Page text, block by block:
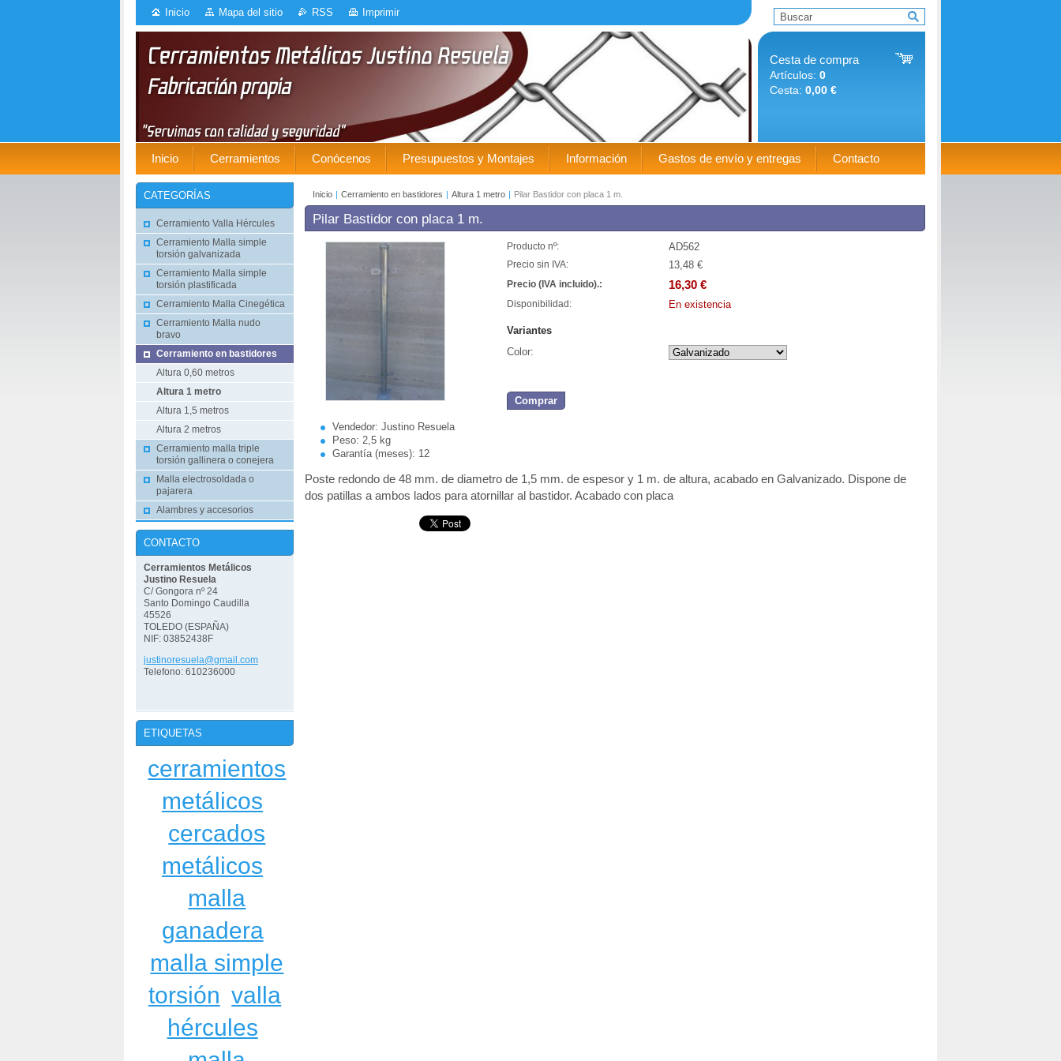
Inicio Mapa del sitio RSS Imprimir
Cesta de compra
Artículos: 0
Cesta: 0,00 €
Inicio Cerramientos Conócenos Presupuestos y Montajes Información Gastos de envío y entregas Contacto
Inicio | Cerramiento en bastidores | Altura 1 metro | Pilar Bastidor con placa 1 m.
Pilar Bastidor con placa 1 m.
Vendedor: Justino Resuela
Peso: 2,5 kg
Garantía (meses): 12
Producto nº: AD562
Precio sin IVA: 13,48 €
Precio (IVA incluido).: 16,30 €
Disponibilidad: En existencia
Variantes
Color:
Comprar
Poste redondo de 48 mm. de diametro de 1,5 mm. de espesor y 1 m. de altura, acabado en Galvanizado. Dispone de
dos patillas a ambos lados para atornillar al bastidor. Acabado con placa
CATEGORÍAS
Cerramiento Valla Hércules
Cerramiento Malla simple
torsión galvanizada
Cerramiento Malla simple
torsión plastificada
Cerramiento Malla Cinegética
Cerramiento Malla nudo
bravo
Cerramiento en bastidores
Altura 0,60 metros
Altura 1 metro
Altura 1,5 metros
Altura 2 metros
Cerramiento malla triple
torsión gallinera o conejera
Malla electrosoldada o
pajarera
Alambres y accesorios
CONTACTO
Cerramientos Metálicos
Justino Resuela
C/ Gongora nº 24
Santo Domingo Caudilla
45526
TOLEDO (ESPAÑA)
NIF: 03852438F
justinoresuela@gmail.com
Telefono: 610236000
ETIQUETAS
cerramientos
metálicos
cercados
metálicos
malla
ganadera
malla simple
torsión valla
hércules